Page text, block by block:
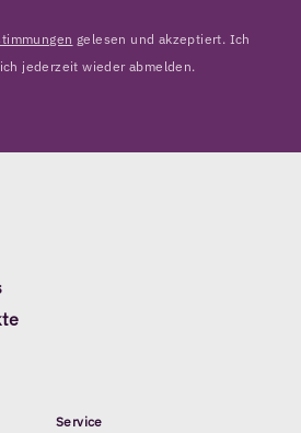
gelesen und akzeptiert. Ich
jederzeit wieder abmelden.
Service